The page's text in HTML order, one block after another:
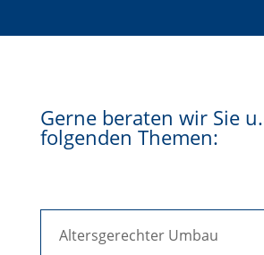
Gerne beraten wir Sie
folgenden Themen:
Altersgerechter Umbau